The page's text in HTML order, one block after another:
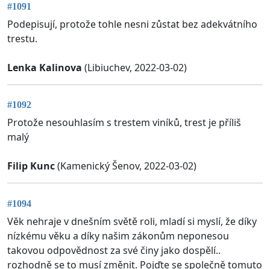
#1091
Podepisují, protože tohle nesni zůstat bez adekvátního
trestu.
Lenka Kalinova (Libiuchev, 2022-03-02)
#1092
Protože nesouhlasím s trestem viníků, trest je příliš
malý
Filip Kunc(Kamenický Šenov, 2022-03-02)
#1094
Věk nehraje v dnešním světě roli, mladí si myslí, že díky
nízkému věku a díky našim zákonům neponesou
takovou odpovědnost za své činy jako dospělí..
rozhodně se to musí změnit. Pojďte se společně tomuto